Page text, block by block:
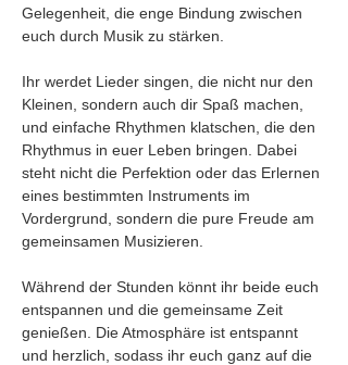
Gelegenheit, die enge Bindung zwischen
euch durch Musik zu stärken.
Ihr werdet Lieder singen, die nicht nur den
Kleinen, sondern auch dir Spaß machen,
und einfache Rhythmen klatschen, die den
Rhythmus in euer Leben bringen. Dabei
steht nicht die Perfektion oder das Erlernen
eines bestimmten Instruments im
Vordergrund, sondern die pure Freude am
gemeinsamen Musizieren.
Während der Stunden könnt ihr beide euch
entspannen und die gemeinsame Zeit
genießen. Die Atmosphäre ist entspannt
und herzlich, sodass ihr euch ganz auf die